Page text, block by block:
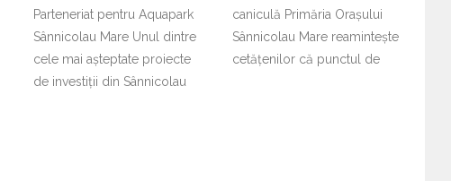
Parteneriat pentru Aquapark
Sânnicolau Mare Unul dintre
cele mai așteptate proiecte
de investiții din Sânnicolau
caniculă Primăria Orașului
Sânnicolau Mare reamintește
cetățenilor că punctul de